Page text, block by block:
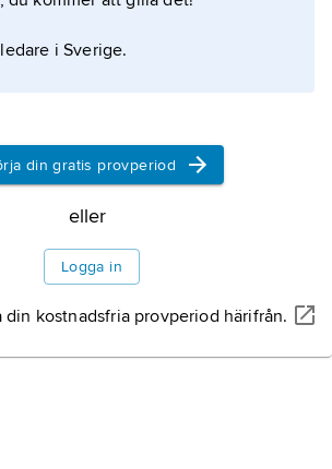
om artikeln
i Sverige.
din gratis provperiod
eller
Logga in
din kostnadsfria provperiod härifrån.